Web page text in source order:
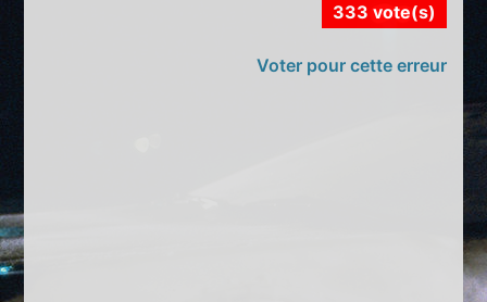
333 vote(s)
Voter pour cette erreur